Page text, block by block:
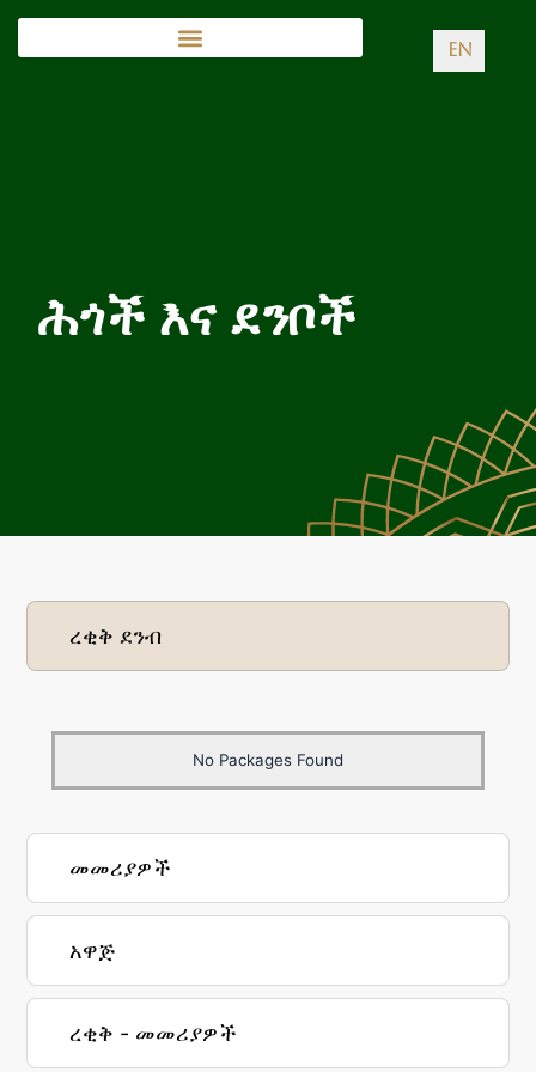
EN
ሕጎች እና ደንቦች
ረቂቅ ደንብ
መመሪያዎች
አዋጅ
ረቂቅ - መመሪያዎች
No Packages Found